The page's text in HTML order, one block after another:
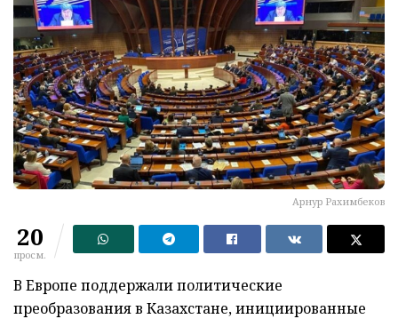
Арнур Рахимбеков
20
просм.
В Европе поддержали политические
преобразования в Казахстане, инициированные